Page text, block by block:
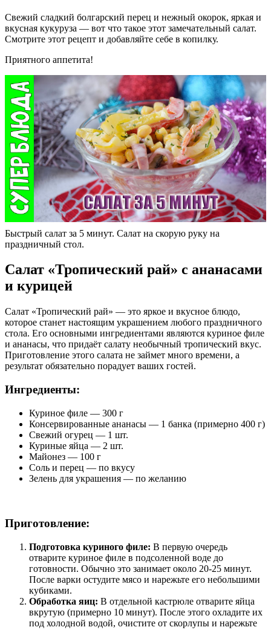
Свежий сладкий болгарский перец и нежный окорок, яркая и
вкусная кукуруза — вот что такое этот замечательный салат.
Смотрите этот рецепт и добавляйте себе в копилку.
Приятного аппетита!
Быстрый салат за 5 минут. Салат на скорую руку на
праздничный стол.
Салат «Тропический рай» с ананасами
и курицей
Салат «Тропический рай» — это яркое и вкусное блюдо,
которое станет настоящим украшением любого праздничного
стола. Его основными ингредиентами являются куриное филе
и ананасы, что придаёт салату необычный тропический вкус.
Приготовление этого салата не займет много времени, а
результат обязательно порадует ваших гостей.
Ингредиенты:
Куриное филе — 300 г
Консервированные ананасы — 1 банка (примерно 400 г)
Свежий огурец — 1 шт.
Куриные яйца — 2 шт.
Майонез — 100 г
Соль и перец — по вкусу
Зелень для украшения — по желанию
Приготовление:
Подготовка куриного филе: В первую очередь
отварите куриное филе в подсоленной воде до
готовности. Обычно это занимает около 20-25 минут.
После варки остудите мясо и нарежьте его небольшими
кубиками.
Обработка яиц: В отдельной кастрюле отварите яйца
вкрутую (примерно 10 минут). После этого охладите их
под холодной водой, очистите от скорлупы и нарежьте